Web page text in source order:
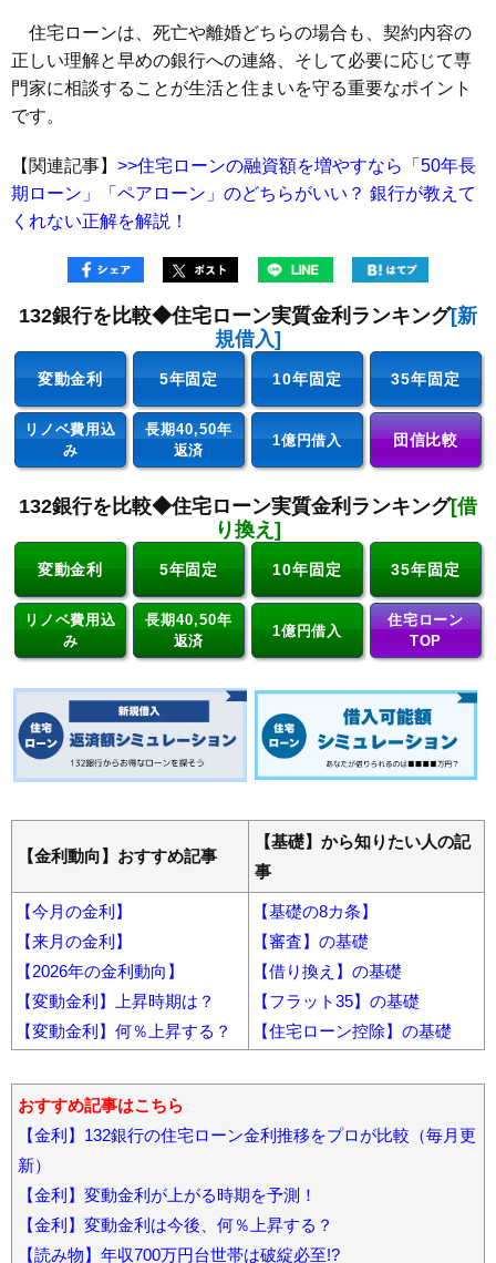
住宅ローンは、死亡や離婚どちらの場合も、契約内容の
正しい理解と早めの銀行への連絡、そして必要に応じて専
門家に相談することが生活と住まいを守る重要なポイント
です。
【関連記事】 >>住宅ローンの融資額を増やすなら「50年長
期ローン」「ペアローン」のどちらがいい？ 銀行が教えて
くれない正解を解説！
132銀行を比較◆住宅ローン実質金利ランキング[新
規借入]
変動金利 5年固定 10年固定 35年固定
リノベ費用込
み
長期40,50年
返済
1億円借入 団信比較
132銀行を比較◆住宅ローン実質金利ランキング[借
り換え]
変動金利 5年固定 10年固定 35年固定
リノベ費用込
み
長期40,50年
返済
1億円借入
住宅ローン
TOP
【金利動向】おすすめ記事
【基礎】から知りたい人の記
事
【今月の金利】
【来月の金利】
【2026年の金利動向】
【変動金利】上昇時期は？
【変動金利】何％上昇する？
【基礎の8カ条】
【審査】の基礎
【借り換え】の基礎
【フラット35】の基礎
【住宅ローン控除】の基礎
おすすめ記事はこちら
【金利】132銀行の住宅ローン金利推移をプロが比較（毎月更
新）
【金利】変動金利が上がる時期を予測！
【金利】変動金利は今後、何％上昇する？
【読み物】年収700万円台世帯は破綻必至!?